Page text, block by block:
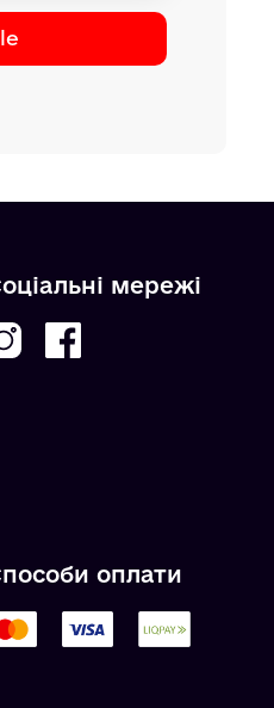
мережі
оплати